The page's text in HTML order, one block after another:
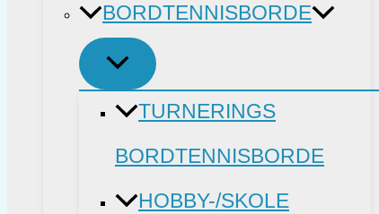
BORDTENNISBORDE
TURNERINGS
BORDTENNISBORDE
HOBBY-/SKOLE